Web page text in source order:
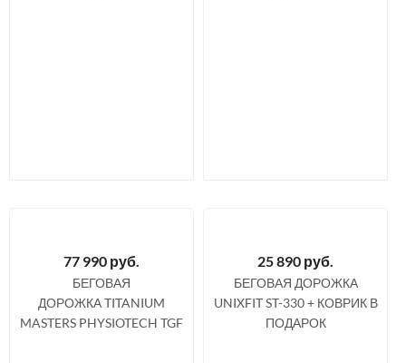
77 990 руб.
БЕГОВАЯ
ДОРОЖКА TITANIUM
MASTERS PHYSIOTECH TGF
25 890 руб.
БЕГОВАЯ ДОРОЖКА
UNIXFIT ST-330 + КОВРИК В
ПОДАРОК